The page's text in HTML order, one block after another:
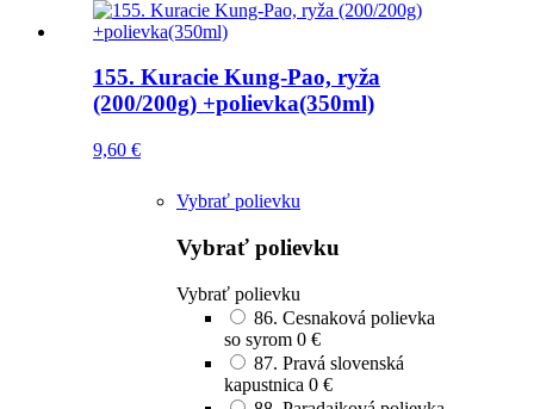
155. Kuracie Kung-Pao, ryža
(200/200g) +polievka(350ml)
9,60 €
Vybrať polievku
Vybrať polievku
Vybrať polievku
86. Cesnaková polievka
so syrom 0 €
87. Pravá slovenská
kapustnica 0 €